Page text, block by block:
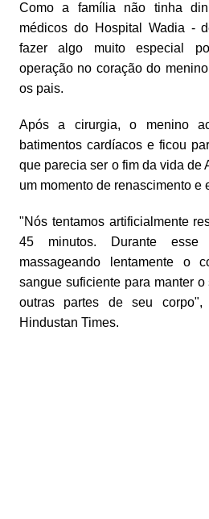
Como a família não tinha
médicos do Hospital Wadia -
fazer algo muito especial
operação no coração do
os pais.
Após a cirurgia, o menino
batimentos cardíacos e ficou
que parecia ser o fim da vida de
um momento de renascimento e
"Nós tentamos artificialmente
45 minutos. Durante esse
massageando lentamente o
sangue suficiente para manter
outras partes de seu
Hindustan Times.